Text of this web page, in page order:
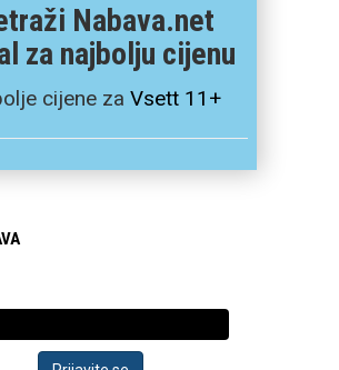
Nabava.net
za najbolju cijenu
cijene za Vsett 11+